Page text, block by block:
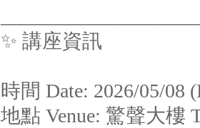
✨ 講座資訊
時間 Date: 2026/05/08
地點 Venue: 驚聲大樓